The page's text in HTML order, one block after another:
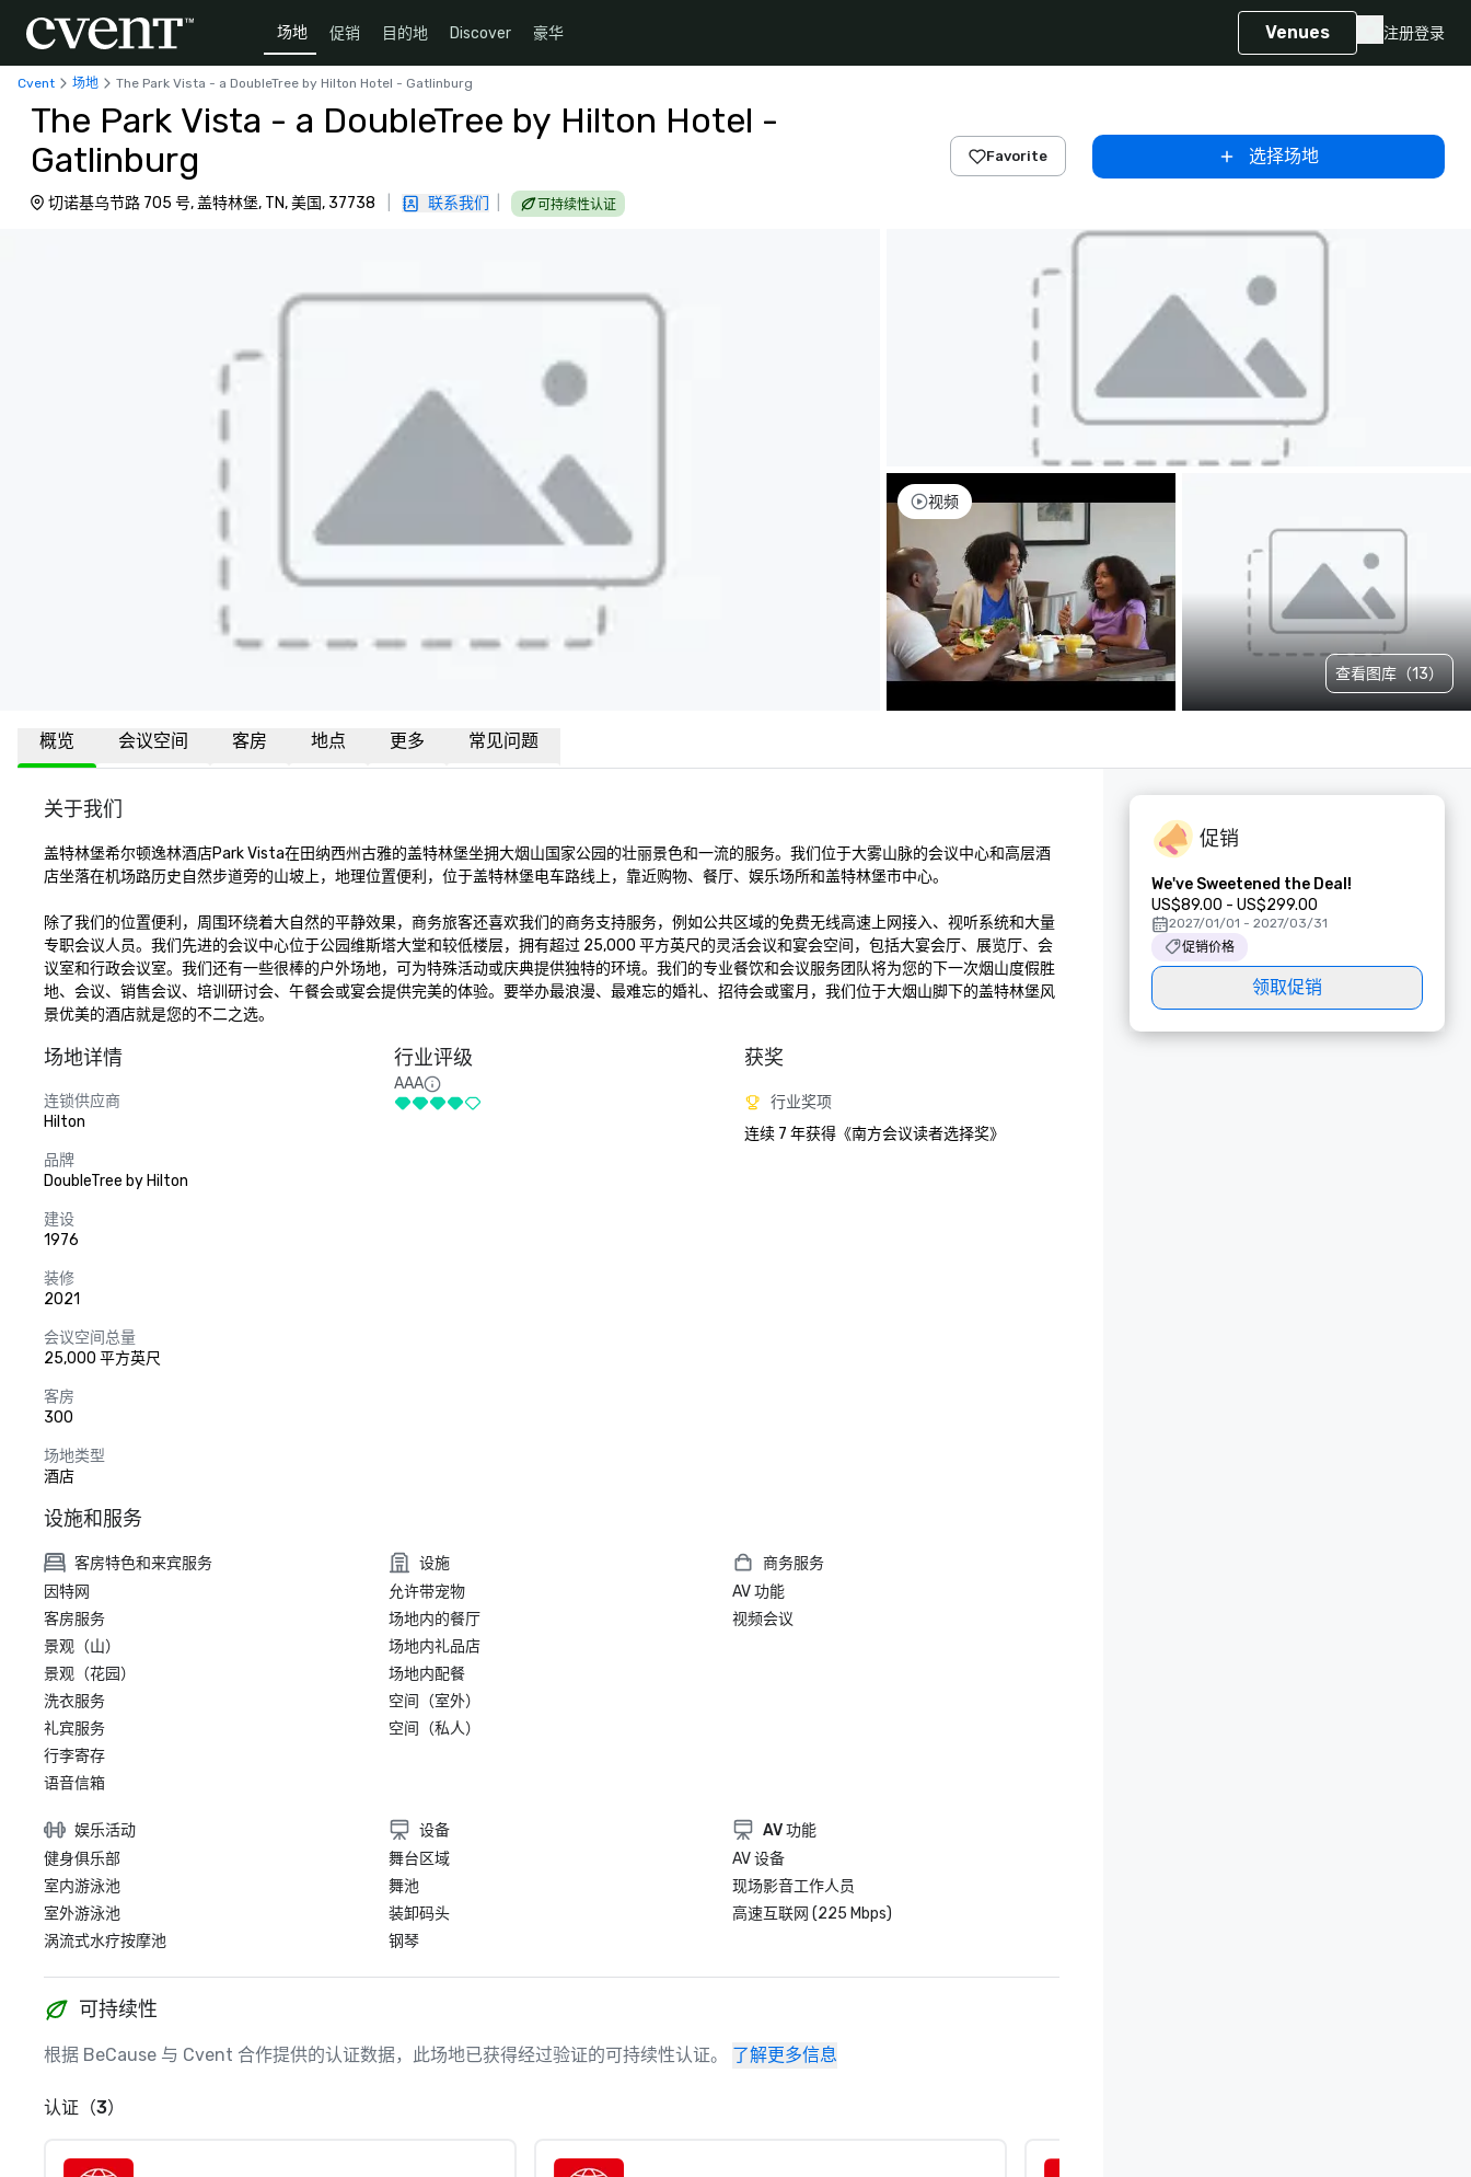
场地 促销 目的地 Discover 豪华 Venues 注册登录
Cvent 场地 The Park Vista - a DoubleTree by Hilton Hotel - Gatlinburg
The Park Vista - a DoubleTree by Hilton Hotel -
Gatlinburg
切诺基乌节路 705 号, 盖特林堡, TN, 美国, 37738 联系我们 可持续性认证
Favorite 选择场地
视频
查看图库（13）
概览 会议空间 客房 地点 更多 常见问题
关于我们
盖特林堡希尔顿逸林酒店Park Vista在田纳西州古雅的盖特林堡坐拥大烟山国家公园的壮丽景色和一流的服务。我们位于大雾山脉的会议中心和高层酒
店坐落在机场路历史自然步道旁的山坡上，地理位置便利，位于盖特林堡电车路线上，靠近购物、餐厅、娱乐场所和盖特林堡市中心。
除了我们的位置便利，周围环绕着大自然的平静效果，商务旅客还喜欢我们的商务支持服务，例如公共区域的免费无线高速上网接入、视听系统和大量
专职会议人员。我们先进的会议中心位于公园维斯塔大堂和较低楼层，拥有超过 25,000 平方英尺的灵活会议和宴会空间，包括大宴会厅、展览厅、会
议室和行政会议室。我们还有一些很棒的户外场地，可为特殊活动或庆典提供独特的环境。我们的专业餐饮和会议服务团队将为您的下一次烟山度假胜
地、会议、销售会议、培训研讨会、午餐会或宴会提供完美的体验。要举办最浪漫、最难忘的婚礼、招待会或蜜月，我们位于大烟山脚下的盖特林堡风
景优美的酒店就是您的不二之选。
场地详情
连锁供应商
Hilton
品牌
DoubleTree by Hilton
建设
1976
装修
2021
会议空间总量
25,000 平方英尺
客房
300
场地类型
酒店
行业评级
AAA
获奖
行业奖项
连续 7 年获得《南方会议读者选择奖》
设施和服务
客房特色和来宾服务
因特网
客房服务
景观（山）
景观（花园）
洗衣服务
礼宾服务
行李寄存
语音信箱
设施
允许带宠物
场地内的餐厅
场地内礼品店
场地内配餐
空间（室外）
空间（私人）
商务服务
AV 功能
视频会议
娱乐活动
健身俱乐部
室内游泳池
室外游泳池
涡流式水疗按摩池
设备
舞台区域
舞池
装卸码头
钢琴
AV 功能
AV 设备
现场影音工作人员
高速互联网 (225 Mbps)
可持续性
根据 BeCause 与 Cvent 合作提供的认证数据，此场地已获得经过验证的可持续性认证。 了解更多信息
认证（3）
促销
We've Sweetened the Deal!
US$89.00 - US$299.00
2027/01/01 - 2027/03/31
促销价格
领取促销